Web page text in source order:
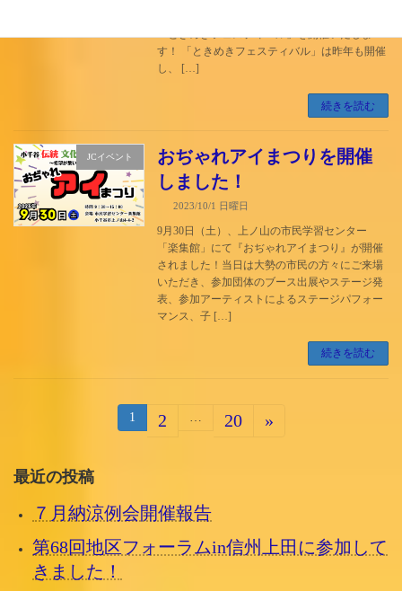
「ときめきフェスティバル」を開催いたしま
す！ 「ときめきフェスティバル」は昨年も開催
し、 […]
続きを読む
JCイベント
おぢゃれアイまつりを開催
しました！
2023/10/1 日曜日
9月30日（土）、上ノ山の市民学習センター
「楽集館」にて『おぢゃれアイまつり』が開催
されました！当日は大勢の市民の方々にご来場
いただき、参加団体のブース出展やステージ発
表、参加アーティストによるステージパフォー
マンス、子 […]
続きを読む
の
ペ
ー
ジ
固
定
1
固
ジ
2
固
20 »
最近の投稿
７月納涼例会開催報告
第68回地区フォーラムin信州上田に参加して
きました！